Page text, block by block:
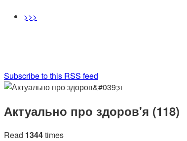
>>>
Subscribe to this RSS feed
Актуально про здоров'я (118)
Read 1344times